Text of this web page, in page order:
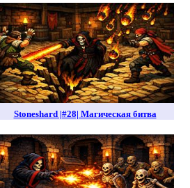
Stoneshard |#28| Магическая битва